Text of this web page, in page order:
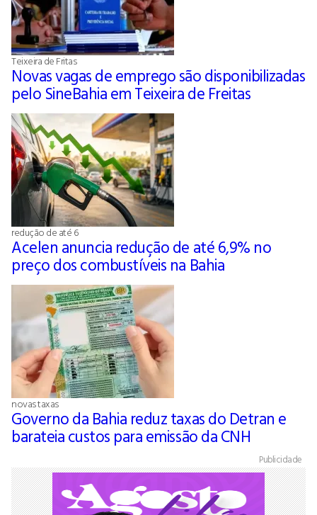
Teixeira de Fritas
Novas vagas de emprego são disponibilizadas
pelo SineBahia em Teixeira de Freitas
redução de até 6
Acelen anuncia redução de até 6,9% no
preço dos combustíveis na Bahia
novas taxas
Governo da Bahia reduz taxas do Detran e
barateia custos para emissão da CNH
Publicidade